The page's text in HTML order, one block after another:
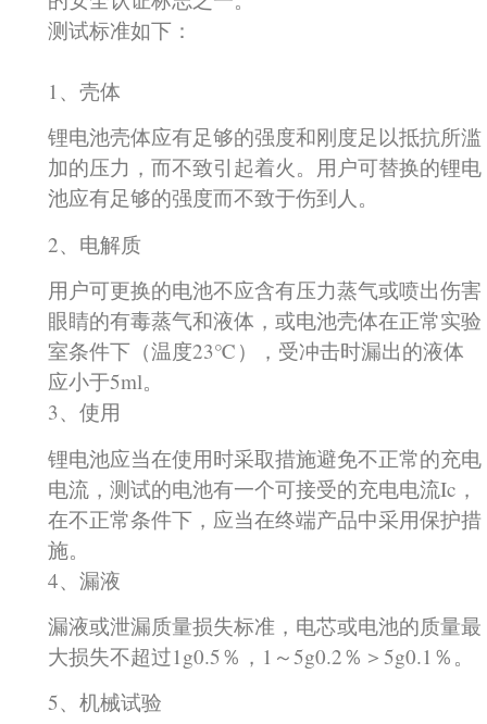
测试标准如下：
1、壳体
锂电池壳体应有足够的强度和刚度足以抵抗所滥
加的压力，而不致引起着火。用户可替换的锂电
池应有足够的强度而不致于伤到人。
2、电解质
用户可更换的电池不应含有压力蒸气或喷出伤害
眼睛的有毒蒸气和液体，或电池壳体在正常实验
室条件下（温度23℃），受冲击时漏出的液体
应小于5ml。
3、使用
锂电池应当在使用时采取措施避免不正常的充电
电流，测试的电池有一个可接受的充电电流Ic，
在不正常条件下，应当在终端产品中采用保护措
施。
4、漏液
漏液或泄漏质量损失标准，电芯或电池的质量最
大损失不超过1g0.5％，1～5g0.2％＞5g0.1％。
5、机械试验